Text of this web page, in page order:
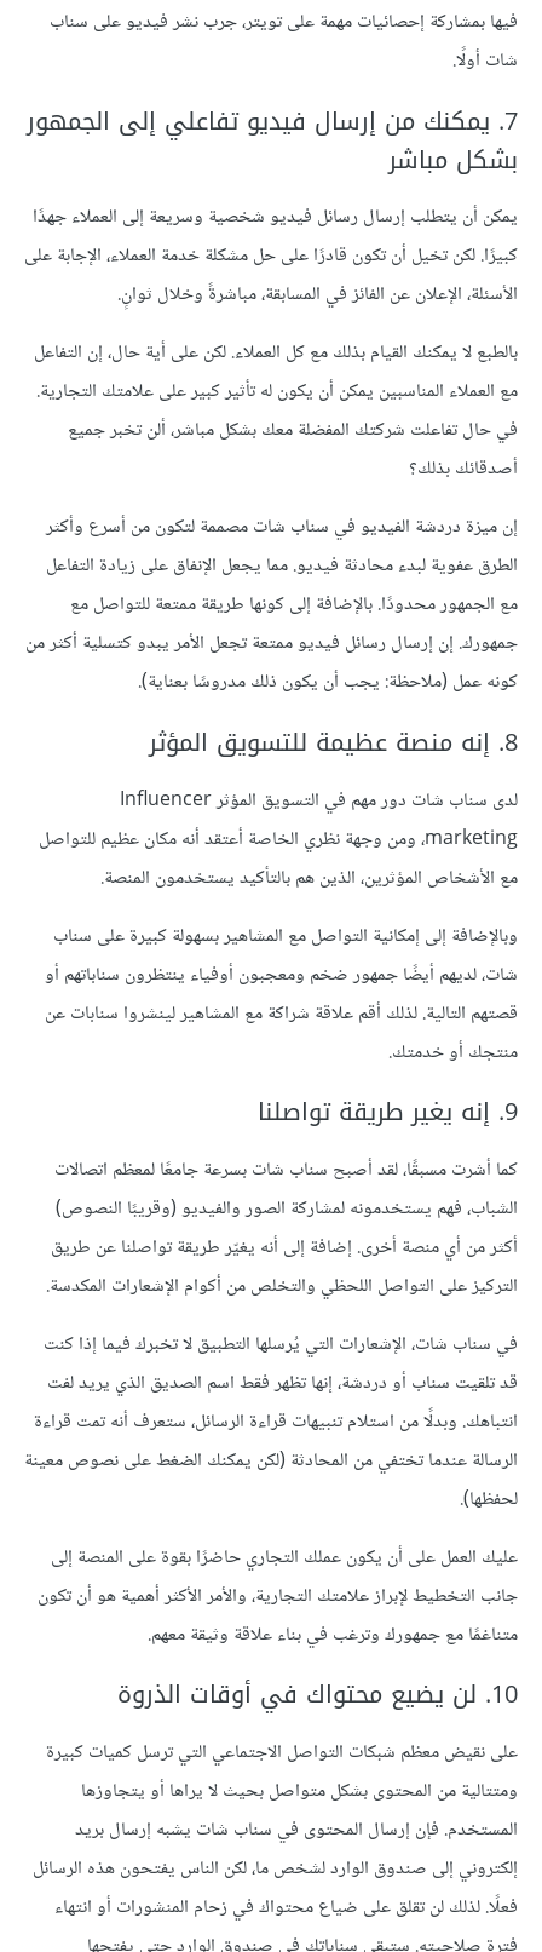
فيها بمشاركة إحصائيات مهمة على تويتر، جرب نشر فيديو على سناب
شات أولًا.
7. يمكنك من إرسال فيديو تفاعلي إلى الجمهور
بشكل مباشر
يمكن أن يتطلب إرسال رسائل فيديو شخصية وسريعة إلى العملاء جهدًا
كبيرًا. لكن تخيل أن تكون قادرًا على حل مشكلة خدمة العملاء، الإجابة على
الأسئلة، الإعلان عن الفائز في المسابقة، مباشرةً وخلال ثوانٍ.
بالطبع لا يمكنك القيام بذلك مع كل العملاء. لكن على أية حال، إن التفاعل
مع العملاء المناسبين يمكن أن يكون له تأثير كبير على علامتك التجارية.
في حال تفاعلت شركتك المفضلة معك بشكل مباشر، ألن تخبر جميع
أصدقائك بذلك؟
إن ميزة دردشة الفيديو في سناب شات مصممة لتكون من أسرع وأكثر
الطرق عفوية لبدء محادثة فيديو. مما يجعل الإنفاق على زيادة التفاعل
مع الجمهور محدودًا. بالإضافة إلى كونها طريقة ممتعة للتواصل مع
جمهورك. إن إرسال رسائل فيديو ممتعة تجعل الأمر يبدو كتسلية أكثر من
كونه عمل (ملاحظة: يجب أن يكون ذلك مدروسًا بعناية).
8. إنه منصة عظيمة للتسويق المؤثر
لدى سناب شات دور مهم في التسويق المؤثر Influencer
marketing، ومن وجهة نظري الخاصة أعتقد أنه مكان عظيم للتواصل
مع الأشخاص المؤثرين، الذين هم بالتأكيد يستخدمون المنصة.
وبالإضافة إلى إمكانية التواصل مع المشاهير بسهولة كبيرة على سناب
شات، لديهم أيضًا جمهور ضخم ومعجبون أوفياء ينتظرون سناباتهم أو
قصتهم التالية. لذلك أقم علاقة شراكة مع المشاهير لينشروا سنابات عن
منتجك أو خدمتك.
9. إنه يغير طريقة تواصلنا
كما أشرت مسبقًا، لقد أصبح سناب شات بسرعة جامعًا لمعظم اتصالات
الشباب، فهم يستخدمونه لمشاركة الصور والفيديو (وقريبًا النصوص)
أكثر من أي منصة أخرى. إضافة إلى أنه يغيّر طريقة تواصلنا عن طريق
التركيز على التواصل اللحظي والتخلص من أكوام الإشعارات المكدسة.
في سناب شات، الإشعارات التي يُرسلها التطبيق لا تخبرك فيما إذا كنت
قد تلقيت سناب أو دردشة، إنها تظهر فقط اسم الصديق الذي يريد لفت
انتباهك. وبدلًا من استلام تنبيهات قراءة الرسائل، ستعرف أنه تمت قراءة
الرسالة عندما تختفي من المحادثة (لكن يمكنك الضغط على نصوص معينة
لحفظها).
عليك العمل على أن يكون عملك التجاري حاضرًا بقوة على المنصة إلى
جانب التخطيط لإبراز علامتك التجارية، والأمر الأكثر أهمية هو أن تكون
متناغمًا مع جمهورك وترغب في بناء علاقة وثيقة معهم.
10. لن يضيع محتواك في أوقات الذروة
على نقيض معظم شبكات التواصل الاجتماعي التي ترسل كميات كبيرة
ومتتالية من المحتوى بشكل متواصل بحيث لا يراها أو يتجاوزها
المستخدم. فإن إرسال المحتوى في سناب شات يشبه إرسال بريد
إلكتروني إلى صندوق الوارد لشخص ما، لكن الناس يفتحون هذه الرسائل
فعلًا. لذلك لن تقلق على ضياع محتواك في زحام المنشورات أو انتهاء